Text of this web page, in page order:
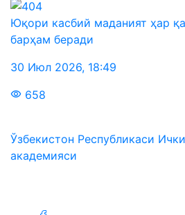
Юқори касбий маданият ҳар
барҳам беради
30 Июл 2026, 18:49
658
Ўзбекистон Республикаси
академияси